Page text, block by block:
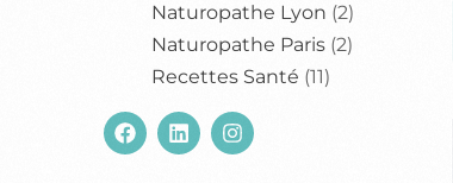
Naturopathe Lyon (2)
Naturopathe Paris (2)
Recettes Santé (11)